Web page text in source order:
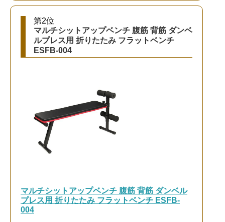
第2位
マルチシットアップベンチ 腹筋 背筋 ダンベ
ルプレス用 折りたたみ フラットベンチ
ESFB-004
マルチシットアップベンチ 腹筋 背筋 ダンベル
プレス用 折りたたみ フラットベンチ ESFB-
004